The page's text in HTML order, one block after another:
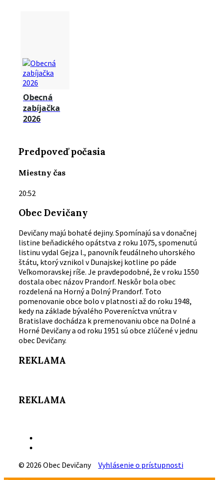
Obecná
zabíjačka
2026
Predpoveď počasia
Miestny čas
20:52
Obec Devičany
Devičany majú bohaté dejiny. Spomínajú sa v donačnej
listine beňadického opátstva z roku 1075, spomenutú
listinu vydal Gejza l., panovník feudálneho uhorského
štátu, ktorý vznikol v Dunajskej kotline po páde
Veľkomoravskej ríše. Je pravdepodobné, že v roku 1550
dostala obec názov Prandorf. Neskôr bola obec
rozdelená na Horný a Dolný Prandorf. Toto
pomenovanie obce bolo v platnosti až do roku 1948,
kedy na základe bývalého Povereníctva vnútra v
Bratislave dochádza k premenovaniu obce na Dolné a
Horné Devičany a od roku 1951 sú obce zlúčené v jednu
obec Devičany.
REKLAMA
REKLAMA
© 2026 Obec Devičany Vyhlásenie o prístupnosti